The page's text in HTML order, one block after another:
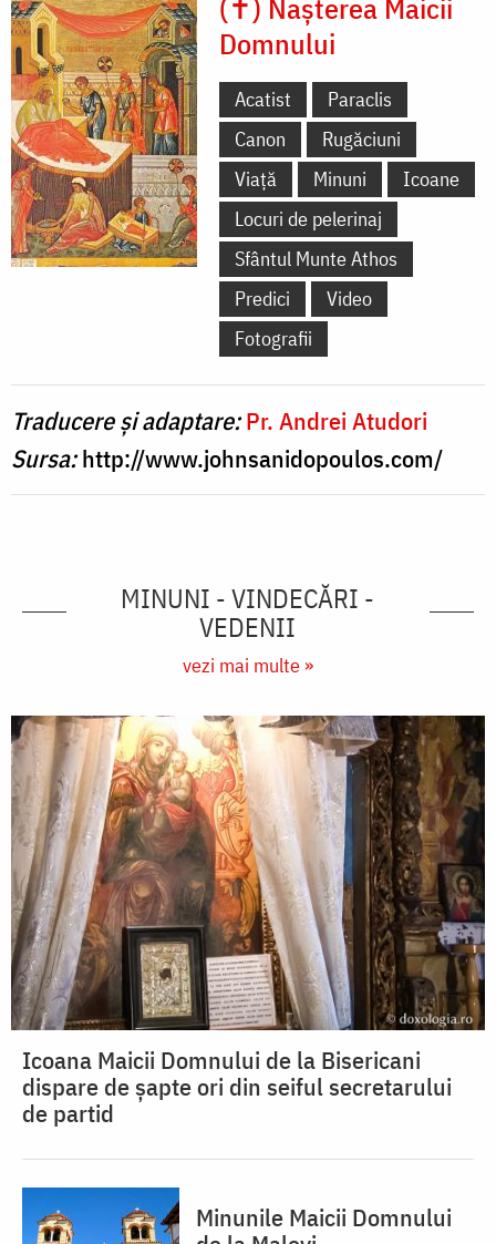
Domnului
Acatist
Paraclis
Canon
Rugăciuni
Viață
Minuni
Icoane
Locuri de pelerinaj
Sfântul Munte Athos
Predici
Video
Fotografii
Traducere și adaptare:Pr. Andrei Atudori
Sursa:http://www.johnsanidopoulos.com/
MINUNI - VINDECĂRI -
VEDENII
vezi mai multe »
Icoana Maicii Domnului de la Bisericani
dispare de șapte ori din seiful secretarului
de partid
Minunile Maicii Domnului